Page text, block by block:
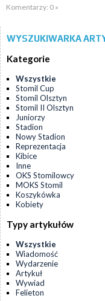
Komentarzy: 0 »
WYSZUKIWARKA
Kategorie
Wszystkie
Stomil Cup
Stomil Olsztyn
Stomil II Olsztyn
Juniorzy
Stadion
Nowy Stadion
Reprezentacja
Kibice
Inne
OKS Stomilowcy
MOKS Stomil
Koszykówka
Kobiety
Typy artykułów
Wszystkie
Wiadomość
Wydarzenie
Artykuł
Wywiad
Felieton